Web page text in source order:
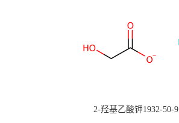
2-羟基乙酸钾1932-50-9